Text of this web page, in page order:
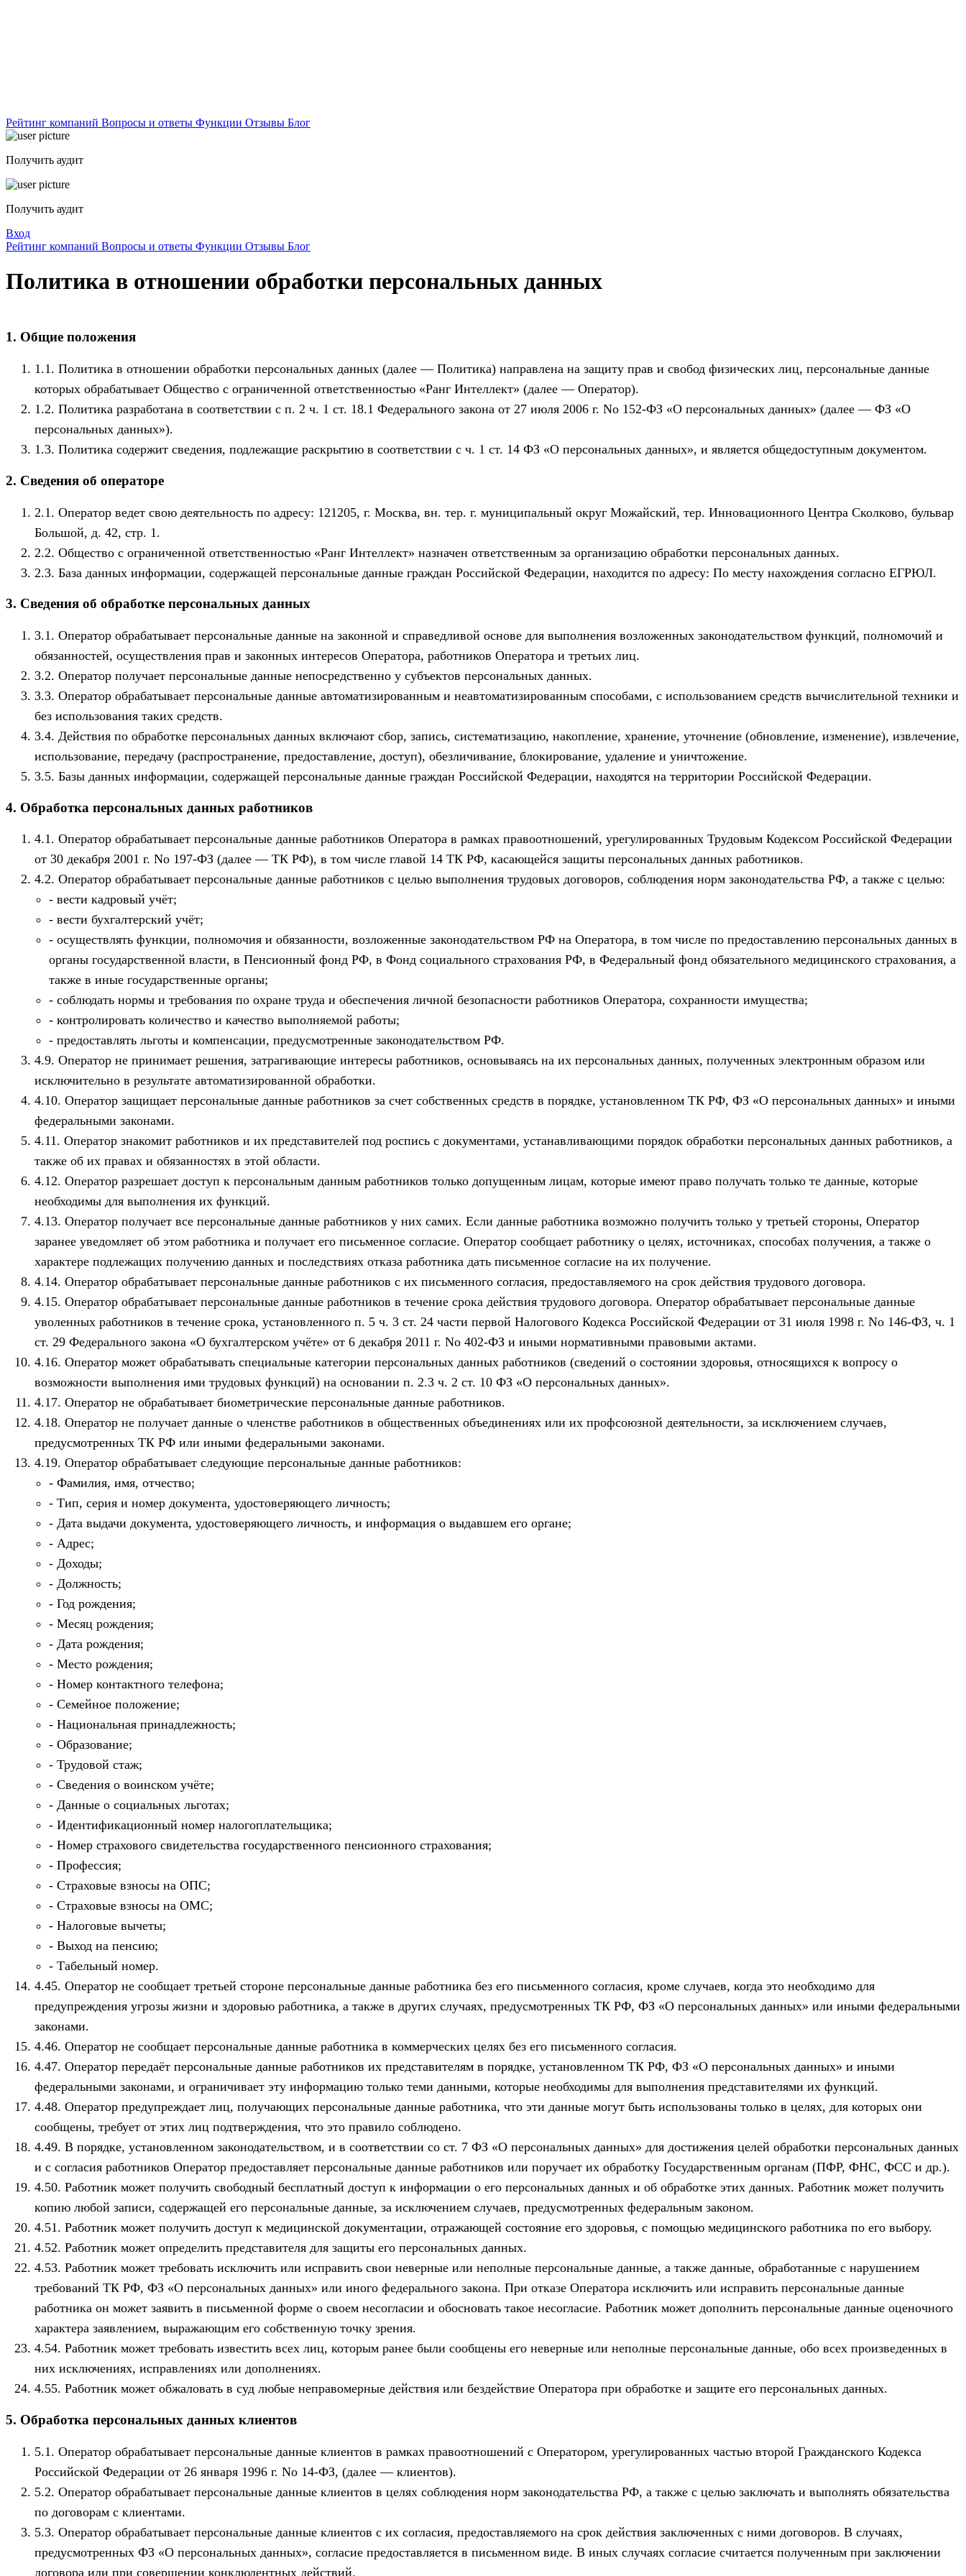
Рейтинг компаний Вопросы и ответы Функции Отзывы Блог
Получить аудит
Получить аудит
Вход
Рейтинг компаний Вопросы и ответы Функции Отзывы Блог
Политика в отношении обработки персональных данных
1. Общие положения
Политика в отношении обработки персональных данных (далее — Политика) направлена на защиту прав и свобод физических лиц, персональные данные
которых обрабатывает Общество с ограниченной ответственностью «Ранг Интеллект» (далее — Оператор).
Политика разработана в соответствии с п. 2 ч. 1 ст. 18.1 Федерального закона от 27 июля 2006 г. No 152-ФЗ «О персональных данных» (далее — ФЗ «О
персональных данных»).
Политика содержит сведения, подлежащие раскрытию в соответствии с ч. 1 ст. 14 ФЗ «О персональных данных», и является общедоступным документом.
2. Сведения об операторе
Оператор ведет свою деятельность по адресу: 121205, г. Москва, вн. тер. г. муниципальный округ Можайский, тер. Инновационного Центра Сколково, бульвар
Большой, д. 42, стр. 1.
Общество с ограниченной ответственностью «Ранг Интеллект» назначен ответственным за организацию обработки персональных данных.
База данных информации, содержащей персональные данные граждан Российской Федерации, находится по адресу: По месту нахождения согласно ЕГРЮЛ.
3. Сведения об обработке персональных данных
Оператор обрабатывает персональные данные на законной и справедливой основе для выполнения возложенных законодательством функций, полномочий и
обязанностей, осуществления прав и законных интересов Оператора, работников Оператора и третьих лиц.
Оператор получает персональные данные непосредственно у субъектов персональных данных.
Оператор обрабатывает персональные данные автоматизированным и неавтоматизированным способами, с использованием средств вычислительной техники и
без использования таких средств.
Действия по обработке персональных данных включают сбор, запись, систематизацию, накопление, хранение, уточнение (обновление, изменение), извлечение,
использование, передачу (распространение, предоставление, доступ), обезличивание, блокирование, удаление и уничтожение.
Базы данных информации, содержащей персональные данные граждан Российской Федерации, находятся на территории Российской Федерации.
4. Обработка персональных данных работников
Оператор обрабатывает персональные данные работников Оператора в рамках правоотношений, урегулированных Трудовым Кодексом Российской Федерации
от 30 декабря 2001 г. No 197-ФЗ (далее — ТК РФ), в том числе главой 14 ТК РФ, касающейся защиты персональных данных работников.
Оператор обрабатывает персональные данные работников с целью выполнения трудовых договоров, соблюдения норм законодательства РФ, а также с целью:
вести кадровый учёт;
вести бухгалтерский учёт;
осуществлять функции, полномочия и обязанности, возложенные законодательством РФ на Оператора, в том числе по предоставлению персональных данных в
органы государственной власти, в Пенсионный фонд РФ, в Фонд социального страхования РФ, в Федеральный фонд обязательного медицинского страхования, а
также в иные государственные органы;
соблюдать нормы и требования по охране труда и обеспечения личной безопасности работников Оператора, сохранности имущества;
контролировать количество и качество выполняемой работы;
предоставлять льготы и компенсации, предусмотренные законодательством РФ.
Оператор не принимает решения, затрагивающие интересы работников, основываясь на их персональных данных, полученных электронным образом или
исключительно в результате автоматизированной обработки.
Оператор защищает персональные данные работников за счет собственных средств в порядке, установленном ТК РФ, ФЗ «О персональных данных» и иными
федеральными законами.
Оператор знакомит работников и их представителей под роспись с документами, устанавливающими порядок обработки персональных данных работников, а
также об их правах и обязанностях в этой области.
Оператор разрешает доступ к персональным данным работников только допущенным лицам, которые имеют право получать только те данные, которые
необходимы для выполнения их функций.
Оператор получает все персональные данные работников у них самих. Если данные работника возможно получить только у третьей стороны, Оператор
заранее уведомляет об этом работника и получает его письменное согласие. Оператор сообщает работнику о целях, источниках, способах получения, а также о
характере подлежащих получению данных и последствиях отказа работника дать письменное согласие на их получение.
Оператор обрабатывает персональные данные работников с их письменного согласия, предоставляемого на срок действия трудового договора.
Оператор обрабатывает персональные данные работников в течение срока действия трудового договора. Оператор обрабатывает персональные данные
уволенных работников в течение срока, установленного п. 5 ч. 3 ст. 24 части первой Налогового Кодекса Российской Федерации от 31 июля 1998 г. No 146-ФЗ, ч. 1
ст. 29 Федерального закона «О бухгалтерском учёте» от 6 декабря 2011 г. No 402-ФЗ и иными нормативными правовыми актами.
Оператор может обрабатывать специальные категории персональных данных работников (сведений о состоянии здоровья, относящихся к вопросу о
возможности выполнения ими трудовых функций) на основании п. 2.3 ч. 2 ст. 10 ФЗ «О персональных данных».
Оператор не обрабатывает биометрические персональные данные работников.
Оператор не получает данные о членстве работников в общественных объединениях или их профсоюзной деятельности, за исключением случаев,
предусмотренных ТК РФ или иными федеральными законами.
Оператор обрабатывает следующие персональные данные работников:
Фамилия, имя, отчество;
Тип, серия и номер документа, удостоверяющего личность;
Дата выдачи документа, удостоверяющего личность, и информация о выдавшем его органе;
Адрес;
Доходы;
Должность;
Год рождения;
Месяц рождения;
Дата рождения;
Место рождения;
Номер контактного телефона;
Семейное положение;
Национальная принадлежность;
Образование;
Трудовой стаж;
Сведения о воинском учёте;
Данные о социальных льготах;
Идентификационный номер налогоплательщика;
Номер страхового свидетельства государственного пенсионного страхования;
Профессия;
Страховые взносы на ОПС;
Страховые взносы на ОМС;
Налоговые вычеты;
Выход на пенсию;
Табельный номер.
Оператор не сообщает третьей стороне персональные данные работника без его письменного согласия, кроме случаев, когда это необходимо для
предупреждения угрозы жизни и здоровью работника, а также в других случаях, предусмотренных ТК РФ, ФЗ «О персональных данных» или иными федеральными
законами.
Оператор не сообщает персональные данные работника в коммерческих целях без его письменного согласия.
Оператор передаёт персональные данные работников их представителям в порядке, установленном ТК РФ, ФЗ «О персональных данных» и иными
федеральными законами, и ограничивает эту информацию только теми данными, которые необходимы для выполнения представителями их функций.
Оператор предупреждает лиц, получающих персональные данные работника, что эти данные могут быть использованы только в целях, для которых они
сообщены, требует от этих лиц подтверждения, что это правило соблюдено.
В порядке, установленном законодательством, и в соответствии со ст. 7 ФЗ «О персональных данных» для достижения целей обработки персональных данных
и с согласия работников Оператор предоставляет персональные данные работников или поручает их обработку Государственным органам (ПФР, ФНС, ФСС и др.).
Работник может получить свободный бесплатный доступ к информации о его персональных данных и об обработке этих данных. Работник может получить
копию любой записи, содержащей его персональные данные, за исключением случаев, предусмотренных федеральным законом.
Работник может получить доступ к медицинской документации, отражающей состояние его здоровья, с помощью медицинского работника по его выбору.
Работник может определить представителя для защиты его персональных данных.
Работник может требовать исключить или исправить свои неверные или неполные персональные данные, а также данные, обработанные с нарушением
требований ТК РФ, ФЗ «О персональных данных» или иного федерального закона. При отказе Оператора исключить или исправить персональные данные
работника он может заявить в письменной форме о своем несогласии и обосновать такое несогласие. Работник может дополнить персональные данные оценочного
характера заявлением, выражающим его собственную точку зрения.
Работник может требовать известить всех лиц, которым ранее были сообщены его неверные или неполные персональные данные, обо всех произведенных в
них исключениях, исправлениях или дополнениях.
Работник может обжаловать в суд любые неправомерные действия или бездействие Оператора при обработке и защите его персональных данных.
5. Обработка персональных данных клиентов
Оператор обрабатывает персональные данные клиентов в рамках правоотношений с Оператором, урегулированных частью второй Гражданского Кодекса
Российской Федерации от 26 января 1996 г. No 14-ФЗ, (далее — клиентов).
Оператор обрабатывает персональные данные клиентов в целях соблюдения норм законодательства РФ, а также с целью заключать и выполнять обязательства
по договорам с клиентами.
Оператор обрабатывает персональные данные клиентов с их согласия, предоставляемого на срок действия заключенных с ними договоров. В случаях,
предусмотренных ФЗ «О персональных данных», согласие предоставляется в письменном виде. В иных случаях согласие считается полученным при заключении
договора или при совершении конклюдентных действий.